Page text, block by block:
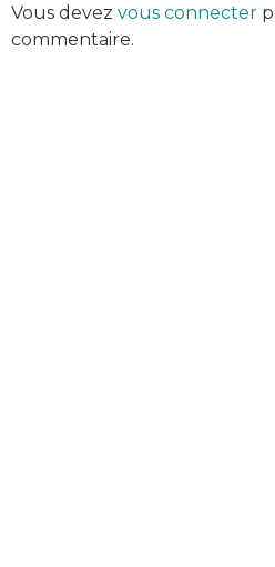
Vous devez vous connecter
commentaire.